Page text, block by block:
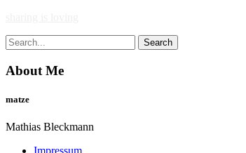
content
Search
for:
About Me
matze
Mathias Bleckmann
Impressum